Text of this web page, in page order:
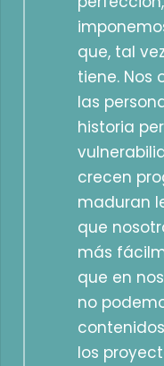
que, tal
tiene. Nos
las
historia
crecen
maduran
que
más
que en
no
los